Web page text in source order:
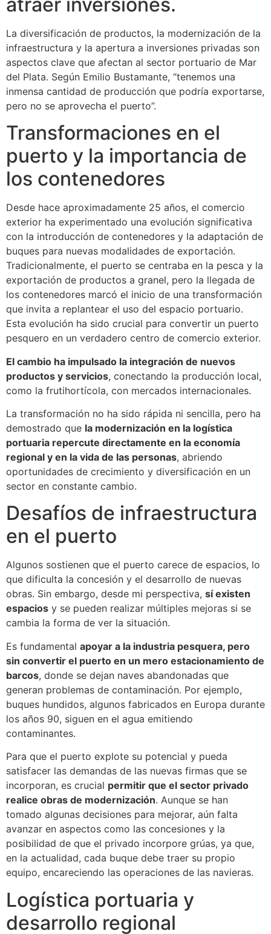
La diversificación de productos, la modernización de la
infraestructura y la apertura a inversiones privadas son
aspectos clave que afectan al sector portuario de Mar
del Plata. Según Emilio Bustamante, “tenemos una
inmensa cantidad de producción que podría exportarse,
pero no se aprovecha el puerto”.
Transformaciones en el
puerto y la importancia de
los contenedores
Desde hace aproximadamente 25 años, el comercio
exterior ha experimentado una evolución significativa
con la introducción de contenedores y la adaptación de
buques para nuevas modalidades de exportación.
Tradicionalmente, el puerto se centraba en la pesca y la
exportación de productos a granel, pero la llegada de
los contenedores marcó el inicio de una transformación
que invita a replantear el uso del espacio portuario.
Esta evolución ha sido crucial para convertir un puerto
pesquero en un verdadero centro de comercio exterior.
El cambio ha impulsado la integración de nuevos
productos y servicios, conectando la producción local,
como la frutihortícola, con mercados internacionales.
La transformación no ha sido rápida ni sencilla, pero ha
demostrado que la modernización en la logística
portuaria repercute directamente en la economía
regional y en la vida de las personas, abriendo
oportunidades de crecimiento y diversificación en un
sector en constante cambio.
Desafíos de infraestructura
en el puerto
Algunos sostienen que el puerto carece de espacios, lo
que dificulta la concesión y el desarrollo de nuevas
obras. Sin embargo, desde mi perspectiva, sí existen
espacios y se pueden realizar múltiples mejoras si se
cambia la forma de ver la situación.
Es fundamental apoyar a la industria pesquera, pero
sin convertir el puerto en un mero estacionamiento de
barcos, donde se dejan naves abandonadas que
generan problemas de contaminación. Por ejemplo,
buques hundidos, algunos fabricados en Europa durante
los años 90, siguen en el agua emitiendo
contaminantes.
Para que el puerto explote su potencial y pueda
satisfacer las demandas de las nuevas firmas que se
incorporan, es crucial permitir que el sector privado
realice obras de modernización. Aunque se han
tomado algunas decisiones para mejorar, aún falta
avanzar en aspectos como las concesiones y la
posibilidad de que el privado incorpore grúas, ya que,
en la actualidad, cada buque debe traer su propio
equipo, encareciendo las operaciones de las navieras.
Logística portuaria y
desarrollo regional